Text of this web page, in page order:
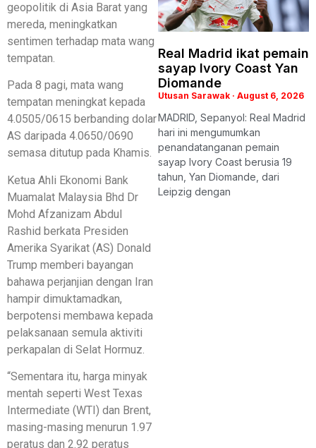
geopolitik di Asia Barat yang
mereda, meningkatkan
sentimen terhadap mata wang
tempatan.
Pada 8 pagi, mata wang
tempatan meningkat kepada
4.0505/0615 berbanding dolar
AS daripada 4.0650/0690
semasa ditutup pada Khamis.
Ketua Ahli Ekonomi Bank
Muamalat Malaysia Bhd Dr
Mohd Afzanizam Abdul
Rashid berkata Presiden
Amerika Syarikat (AS) Donald
Trump memberi bayangan
bahawa perjanjian dengan Iran
hampir dimuktamadkan,
berpotensi membawa kepada
pelaksanaan semula aktiviti
perkapalan di Selat Hormuz.
“Sementara itu, harga minyak
mentah seperti West Texas
Intermediate (WTI) dan Brent,
masing-masing menurun 1.97
peratus dan 2.92 peratus
Real Madrid ikat pemain
sayap Ivory Coast Yan
Diomande
Utusan Sarawak August 6, 2026
MADRID, Sepanyol: Real Madrid
hari ini mengumumkan
penandatanganan pemain
sayap Ivory Coast berusia 19
tahun, Yan Diomande, dari
Leipzig dengan